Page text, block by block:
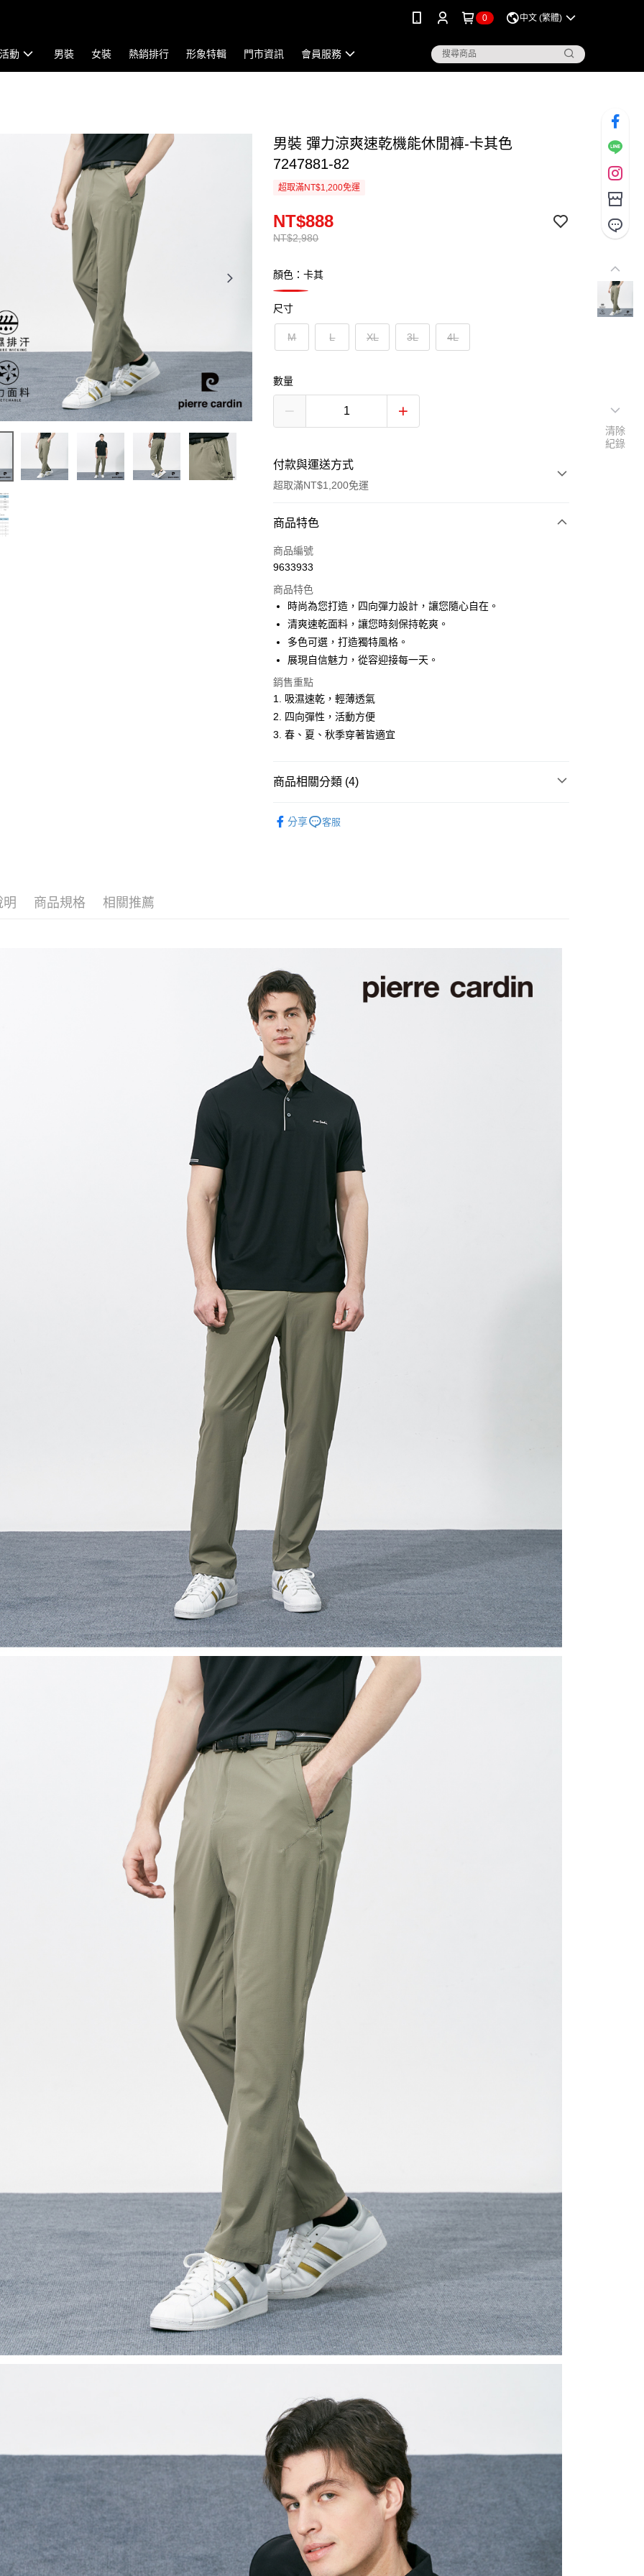
0 中文 (繁體)
動 男裝 女裝 熱銷排行 形象特輯 門市資訊 會員服務
男裝 彈力涼爽速乾機能休閒褲-卡其色
7247881-82
超取滿NT$1,200免運
NT$2,980
NT$888
顏色：卡其
尺寸
M L XL 3L 4L
數量
付款與運送方式
超取滿NT$1,200免運
付款方式
信用卡一次付款
LINE Pay
Apple Pay
悠遊付
Google Pay
全家取貨付款
付款後全家取貨
每筆NT$60，滿NT$1,200(含以上)免運費
付款後7-11取貨
每筆NT$60，滿NT$1,200(含以上)免運費
宅配(本島)
每筆NT$80，滿NT$1,200(含以上)免運費
宅配(離島)
每筆NT$80，滿NT$1,200(含以上)免運費
商品特色
商品編號
9633933
商品特色
時尚為您打造，四向彈力設計，讓您隨心自在。
清爽速乾面料，讓您時刻保持乾爽。
多色可選，打造獨特風格。
展現自信魅力，從容迎接每一天。
銷售重點
1. 吸濕速乾，輕薄透氣
2. 四向彈性，活動方便
3. 春、夏、秋季穿著皆適宜
商品相關分類 (4)
分享 客服
明 商品規格 相關推薦
清除
紀錄